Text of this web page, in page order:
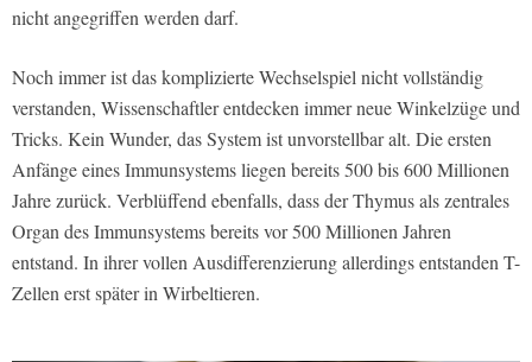
nicht angegriffen werden darf.
Noch immer ist das komplizierte Wechselspiel nicht vollständig
verstanden, Wissenschaftler entdecken immer neue Winkelzüge und
Tricks. Kein Wunder, das System ist unvorstellbar alt. Die ersten
Anfänge eines Immunsystems liegen bereits 500 bis 600 Millionen
Jahre zurück. Verblüffend ebenfalls, dass der Thymus als zentrales
Organ des Immunsystems bereits vor 500 Millionen Jahren
entstand. In ihrer vollen Ausdifferenzierung allerdings entstanden T-
Zellen erst später in Wirbeltieren.